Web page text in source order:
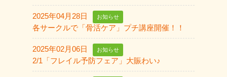
2025年04月28日 お知らせ
各サークルで「骨活ケア」プチ講座開催！！
2025年02月06日 お知らせ
2/1「フレイル予防フェア」大賑わい♪